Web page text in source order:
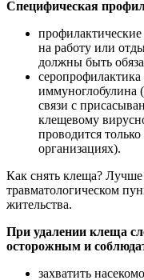
Специфическая
на работу или
должны быть
иммуноглобулина
связи с
клещевому
проводится
организациях).
Как снять клеща? Лучше
травматологическом
жительства.
При удалении клеща
осторожным и
захватить